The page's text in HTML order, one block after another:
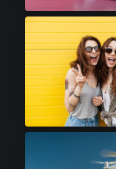
高保真音响​